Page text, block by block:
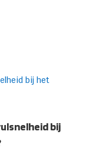
bij